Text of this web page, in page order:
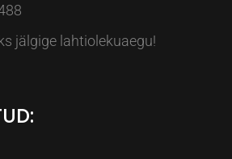
jälgige lahtiolekuaegu!